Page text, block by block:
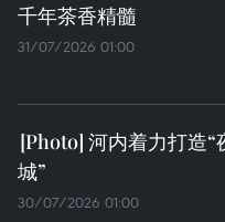
千年茶香精髓
31/07/2026 01:00
河内着力打造“
城”
30/07/2026 01:00